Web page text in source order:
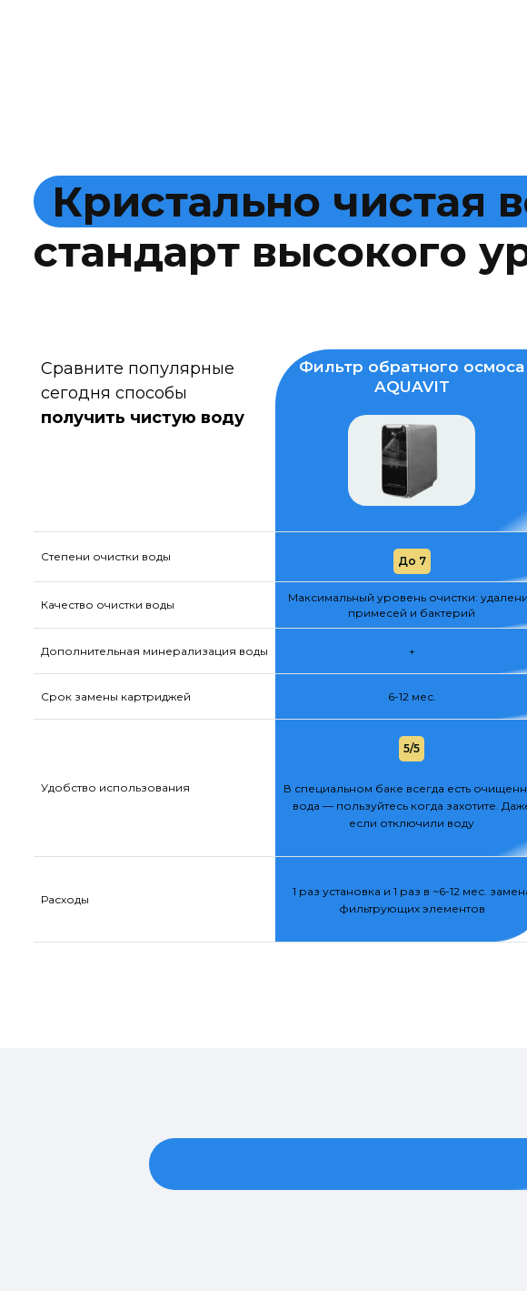
Кристально чистая в
стандарт высокого у
Сравните популярные
сегодня способы
получить чистую воду
Фильтр обратного осмоса
AQUAVIT
Степени очистки воды До 7
Качество очистки воды
Максимальный уровень очистки:
примесей и бактерий
Дополнительная минерализация воды +
Срок замены картриджей 6-12 мес.
Удобство использования
5/5
В специальном баке всегда есть
вода — пользуйтесь когда захотите.
если отключили воду
Расходы
1 раз установка и 1 раз в ~6-12 мес.
фильтрующих элементов